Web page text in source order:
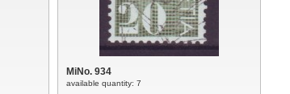
MiNo. 934
available quantity: 7